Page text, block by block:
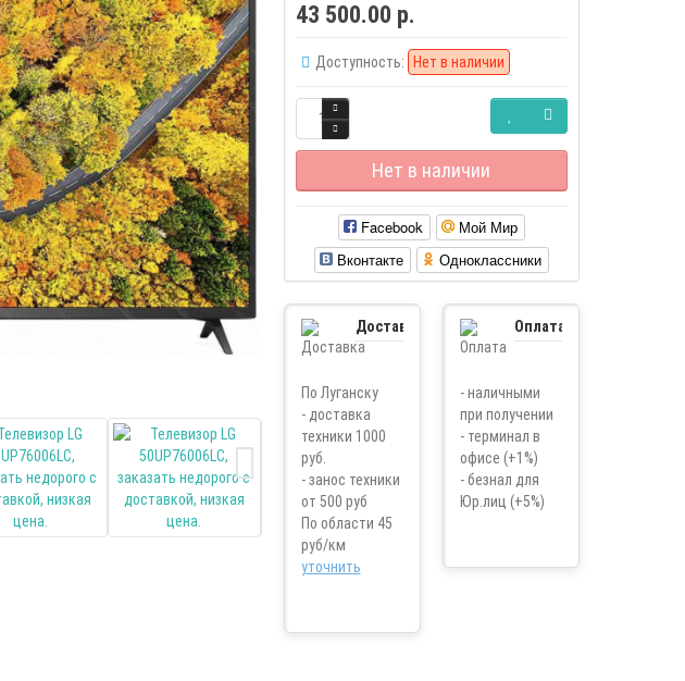
43 500.00 р.
Доступность: Нет в наличии
Нет в наличии
Facebook
Мой Мир
Вконтакте
Одноклассники
Доставка
По Луганску
- доставка
техники 1000
руб.
- занос техники
от 500 руб
По области 45
руб/км
уточнить
Оплата
- наличными
при получении
- терминал в
офисе (+1%)
- безнал для
Юр.лиц (+5%)